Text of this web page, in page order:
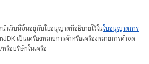
น้าเว็บนี้ขึ้นอยู่กับใบอนุญาตที่อธิบายไว้ในใบอนุญาตการ
เป็นเครื่องหมายการค้าหรือเครื่องหมายการค้าจด
รือบริษัทในเครือ